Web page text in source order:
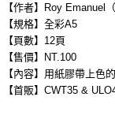
【作者】Roy Emanuel（
【規格】全彩A5
【頁數】12頁
【售價】NT.100
【內容】用紙膠帶上色
【首販】CWT35 &